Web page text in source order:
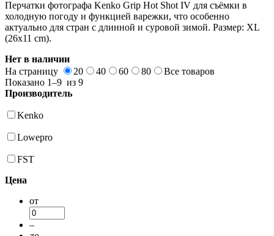
Перчатки фотографа Kenko Grip Hot Shot IV для съёмки в
холодную погоду и функцией варежки, что особенно
актуально для стран с длинной и суровой зимой. Размер: XL
(26x11 cm).
Нет в наличии
На страницу
20 40 60 80 Все товаров
Показано 1–9 из 9
Производитель
Kenko
Lowepro
FST
Цена
от
–